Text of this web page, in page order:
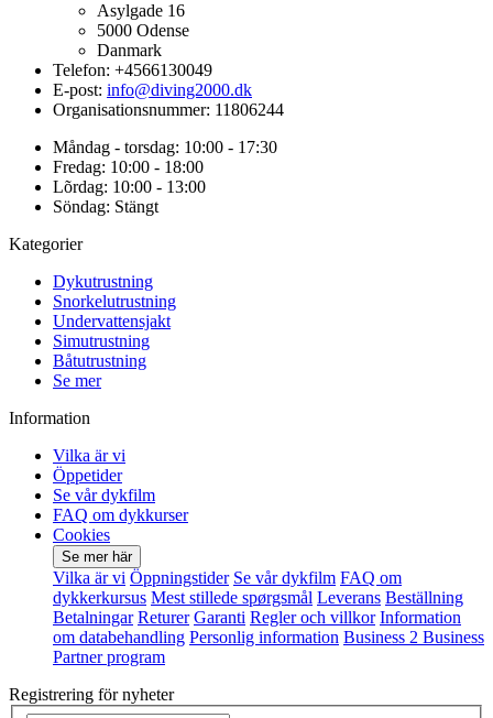
Asylgade 16
5000 Odense
Danmark
Telefon: +4566130049
E-post: info@diving2000.dk
Organisationsnummer: 11806244
Måndag - torsdag: 10:00 - 17:30
Fredag: 10:00 - 18:00
Lõrdag: 10:00 - 13:00
Söndag: Stängt
Kategorier
Dykutrustning
Snorkelutrustning
Undervattensjakt
Simutrustning
Båtutrustning
Se mer
Information
Vilka är vi
Öppetider
Se vår dykfilm
FAQ om dykkurser
Cookies
Se mer här
Vilka är vi Öppningstider Se vår dykfilm FAQ om
dykkerkursus Mest stillede spørgsmål Leverans Beställning
Betalningar Returer Garanti Regler och villkor Information
om databehandling Personlig information Business 2 Business
Partner program
Registrering för nyheter